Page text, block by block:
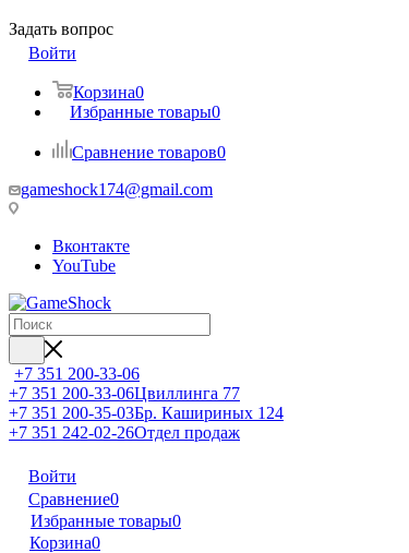
Задать вопрос
Войти
Корзина0
Избранные товары0
Сравнение товаров0
gameshock174@gmail.com
Вконтакте
YouTube
+7 351 200-33-06
+7 351 200-33-06Цвиллинга 77
+7 351 200-35-03Бр. Кашириных 124
+7 351 242-02-26Отдел продаж
Войти
Сравнение0
Избранные товары0
Корзина0